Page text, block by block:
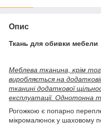
Опис
Ткань для обивки мебели
Меблева тканина, крім
виробляється на
тканині додаткової
експлуатації. Однотонна
Рогожкою є попарно
мікромалюнок у шаховому